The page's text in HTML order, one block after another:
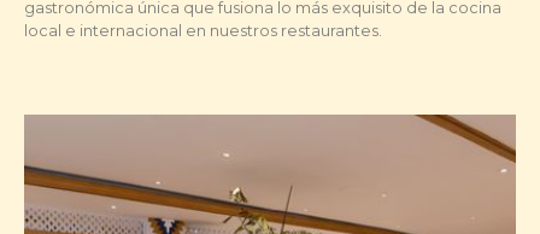
gastronómica única que fusiona lo más exquisito de la cocina
local e internacional en nuestros restaurantes.